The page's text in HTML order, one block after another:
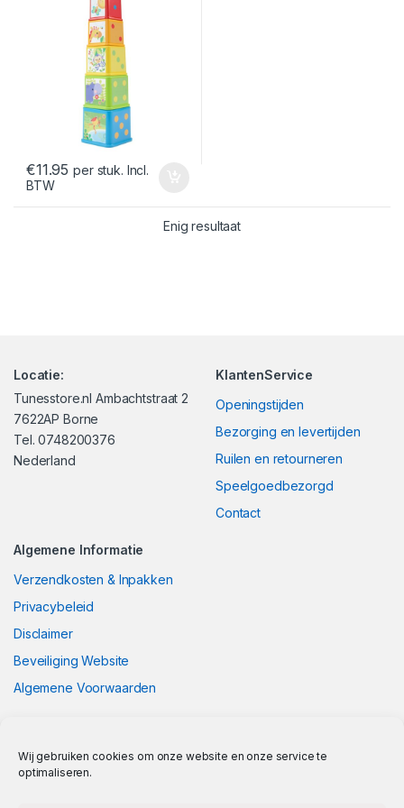
Wij gebruiken cookies om onze website en onze service te
optimaliseren.
€11.95 per stuk. Incl.
BTW
Enig resultaat
Locatie:
Tunesstore.nl Ambachtstraat 2
7622AP Borne
Tel. 0748200376
Nederland
KlantenService
Openingstijden
Bezorging en levertijden
Ruilen en retourneren
Speelgoedbezorgd
Contact
Algemene Informatie
Verzendkosten & Inpakken
Privacybeleid
Disclaimer
Beveiliging Website
Algemene Voorwaarden